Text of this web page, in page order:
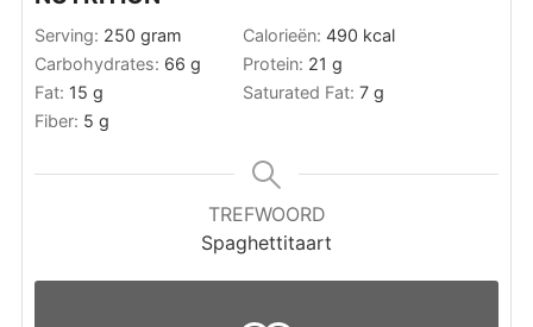
Serving: 250 gram Calorieën: 490 kcal
Carbohydrates: 66 g Protein: 21 g
Fat: 15 g Saturated Fat: 7 g
Fiber: 5 g
TREFWOORD
Spaghettitaart